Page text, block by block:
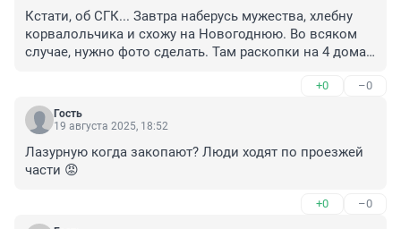
Кстати, об СГК... Завтра наберусь мужества, хлебну
корвалольчика и схожу на Новогоднюю. Во всяком
случае, нужно фото сделать. Там раскопки на 4 дома -
+0 –0
Гость
19 августа 2025, 18:52
Лазурную когда закопают? Люди ходят по проезжей
части 😡
+0 –0